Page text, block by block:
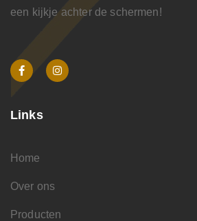
een kijkje achter de schermen!
Links
Home
Over ons
Producten